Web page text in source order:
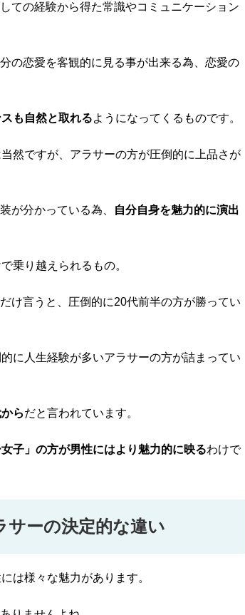
ての経験から得た常識やコミュニケーション
の恋愛を客観的に見る事が出来る為、恋愛の
も自然と取れるようになってくるものです。
然ですが、アラサーの方が圧倒的に上品さが
が分かっている為、
自分自身を魅力的に演出
乗り越えられるもの。
け言うと、圧倒的に20代前半の方が勝ってい
に人生経験が多いアラサーの方が詰まってい
らだと言われています。
子」の方が男性にはより魅力的に映るわけで
ーの決定的な違い
は様々な魅力があります。